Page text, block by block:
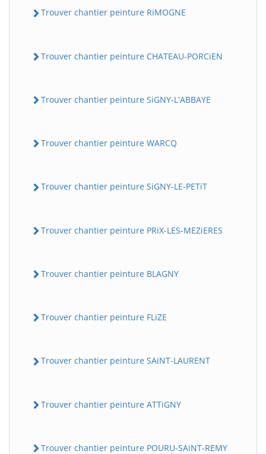
Trouver chantier peinture RiMOGNE
Trouver chantier peinture CHATEAU-PORCiEN
Trouver chantier peinture SiGNY-L'ABBAYE
Trouver chantier peinture WARCQ
Trouver chantier peinture SiGNY-LE-PETiT
Trouver chantier peinture PRiX-LES-MEZiERES
Trouver chantier peinture BLAGNY
Trouver chantier peinture FLiZE
Trouver chantier peinture SAiNT-LAURENT
Trouver chantier peinture ATTiGNY
Trouver chantier peinture POURU-SAiNT-REMY